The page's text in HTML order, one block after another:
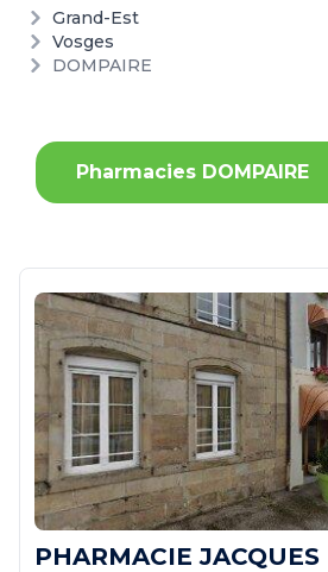
Grand-Est
Vosges
DOMPAIRE
Pharmacies DOMPAIRE
PHARMACIE JACQUES